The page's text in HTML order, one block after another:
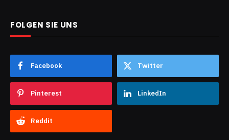
FOLGEN SIE UNS
Facebook Twitter
Pinterest LinkedIn
Reddit